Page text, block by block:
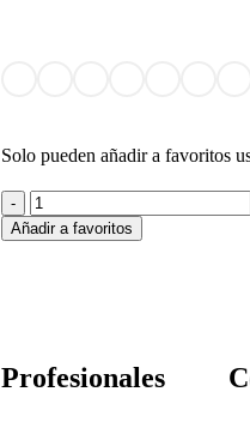
Solo pueden añadir a favoritos
Añadir a favoritos
Profesionales